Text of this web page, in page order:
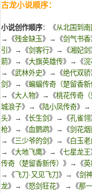
古龙小说顺序：
小说创作顺序：《从北国到南
→《残金缺玉》→《剑气书香
引 》→《剑客行》→《湘妃剑
箭》→《大旗英雄传》→《浣
→《武林外史》→《绝代双骄
剑 》→《蝙蝠传奇（楚留香新
→《大人物》→《桃花传奇（
城浪子》→《陆小凤传奇》→
头》→《长生剑 》→《孔雀翎
枪》→《血鹦鹉》→《剑花
→《三少爷的剑 》→《白玉
→《大地飞鹰》→《七星龙王
传奇（楚留香新传） 》→《英
→《飞刀·又见飞刀》→《剑
龙》→《怒剑狂花》 →《那